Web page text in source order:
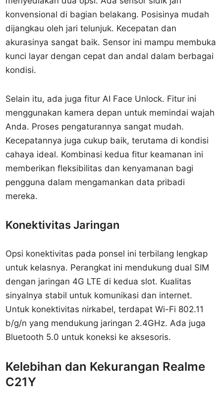
konvensional di bagian belakang. Posisinya mudah
dijangkau oleh jari telunjuk. Kecepatan dan
akurasinya sangat baik. Sensor ini mampu membuka
kunci layar dengan cepat dan andal dalam berbagai
kondisi.
Selain itu, ada juga fitur AI Face Unlock. Fitur ini
menggunakan kamera depan untuk memindai wajah
Anda. Proses pengaturannya sangat mudah.
Kecepatannya juga cukup baik, terutama di kondisi
cahaya ideal. Kombinasi kedua fitur keamanan ini
memberikan fleksibilitas dan kenyamanan bagi
pengguna dalam mengamankan data pribadi
mereka.
Konektivitas Jaringan
Opsi konektivitas pada ponsel ini terbilang lengkap
untuk kelasnya. Perangkat ini mendukung dual SIM
dengan jaringan 4G LTE di kedua slot. Kualitas
sinyalnya stabil untuk komunikasi dan internet.
Untuk konektivitas nirkabel, terdapat Wi-Fi 802.11
b/g/n yang mendukung jaringan 2.4GHz. Ada juga
Bluetooth 5.0 untuk koneksi ke aksesoris.
Kelebihan dan Kekurangan Realme
C21Y